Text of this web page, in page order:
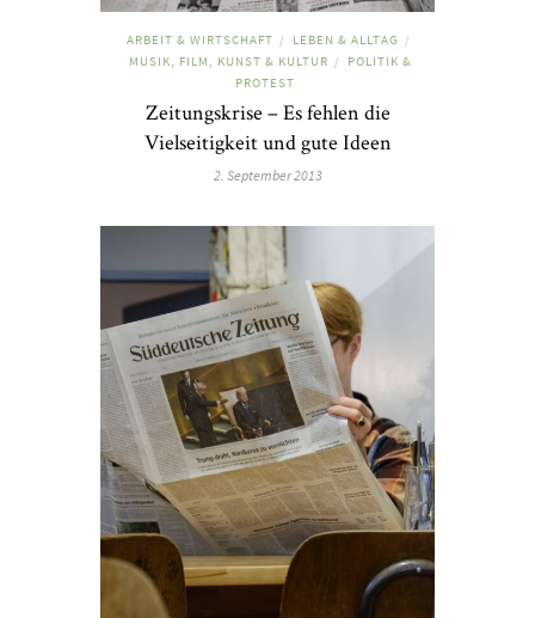
ARBEIT & WIRTSCHAFT / LEBEN & ALLTAG /
MUSIK, FILM, KUNST & KULTUR /
POLITIK &
PROTEST
Zeitungskrise – Es fehlen die
Vielseitigkeit und gute Ideen
2. September 2013